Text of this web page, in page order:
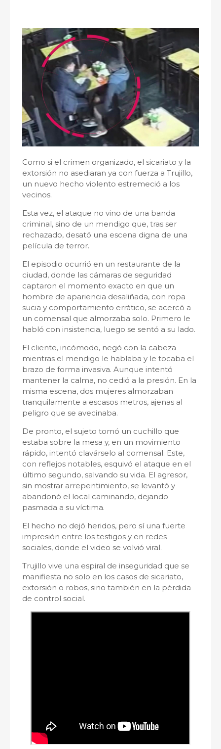
Como si el crimen organizado, el sicariato y la
extorsión no asediaran ya con fuerza a Trujillo,
un nuevo hecho violento estremeció a los
vecinos.
Esta vez, el ataque no vino de una banda
criminal, sino de un mendigo que, tras ser
rechazado, desató una escena digna de una
película de terror.
El episodio ocurrió en un restaurante de la
ciudad, donde las cámaras de seguridad
captaron el momento exacto en que un
hombre de apariencia desaliñada, con ropa
sucia y comportamiento errático, se acercó a
un comensal que almorzaba solo. Primero le
habló con insistencia, luego se sentó a su lado.
El cliente, incómodo, negó con la cabeza
mientras el mendigo le hablaba y le tocaba el
brazo de forma invasiva. Aunque intentó
mantener la calma, no cedió a la presión. En la
misma escena, dos mujeres almorzaban
tranquilamente a escasos metros, ajenas al
peligro que se avecinaba.
De pronto, el sujeto tomó un cuchillo que
estaba sobre la mesa y, en un movimiento
rápido, intentó clavárselo al comensal. Este,
con reflejos notables, esquivó el ataque en el
último segundo, salvando su vida. El agresor,
sin mostrar arrepentimiento, se levantó y
abandonó el local caminando, dejando
pasmada a su víctima.
El hecho no dejó heridos, pero sí una fuerte
impresión entre los testigos y en redes
sociales, donde el video se volvió viral.
Trujillo vive una espiral de inseguridad que se
manifiesta no solo en los casos de sicariato,
extorsión o robos, sino también en la pérdida
de control social.